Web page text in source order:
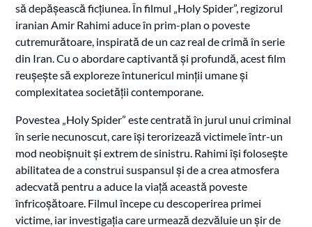
să depășească ficțiunea. În filmul „Holy Spider”, regizorul
iranian Amir Rahimi aduce în prim-plan o poveste
cutremurătoare, inspirată de un caz real de crimă în serie
din Iran. Cu o abordare captivantă și profundă, acest film
reușește să exploreze întunericul minții umane și
complexitatea societății contemporane.
Povestea „Holy Spider” este centrată în jurul unui criminal
în serie necunoscut, care își terorizează victimele într-un
mod neobișnuit și extrem de sinistru. Rahimi își folosește
abilitatea de a construi suspansul și de a crea atmosfera
adecvată pentru a aduce la viață această poveste
înfricoșătoare. Filmul începe cu descoperirea primei
victime, iar investigația care urmează dezvăluie un șir de